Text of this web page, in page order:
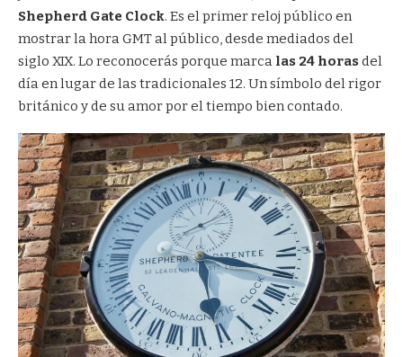
Shepherd Gate Clock. Es el primer reloj público en
mostrar la hora GMT al público, desde mediados del
siglo XIX. Lo reconocerás porque marca las 24 horasdel
día en lugar de las tradicionales 12. Un símbolo del rigor
británico y de su amor por el tiempo bien contado.